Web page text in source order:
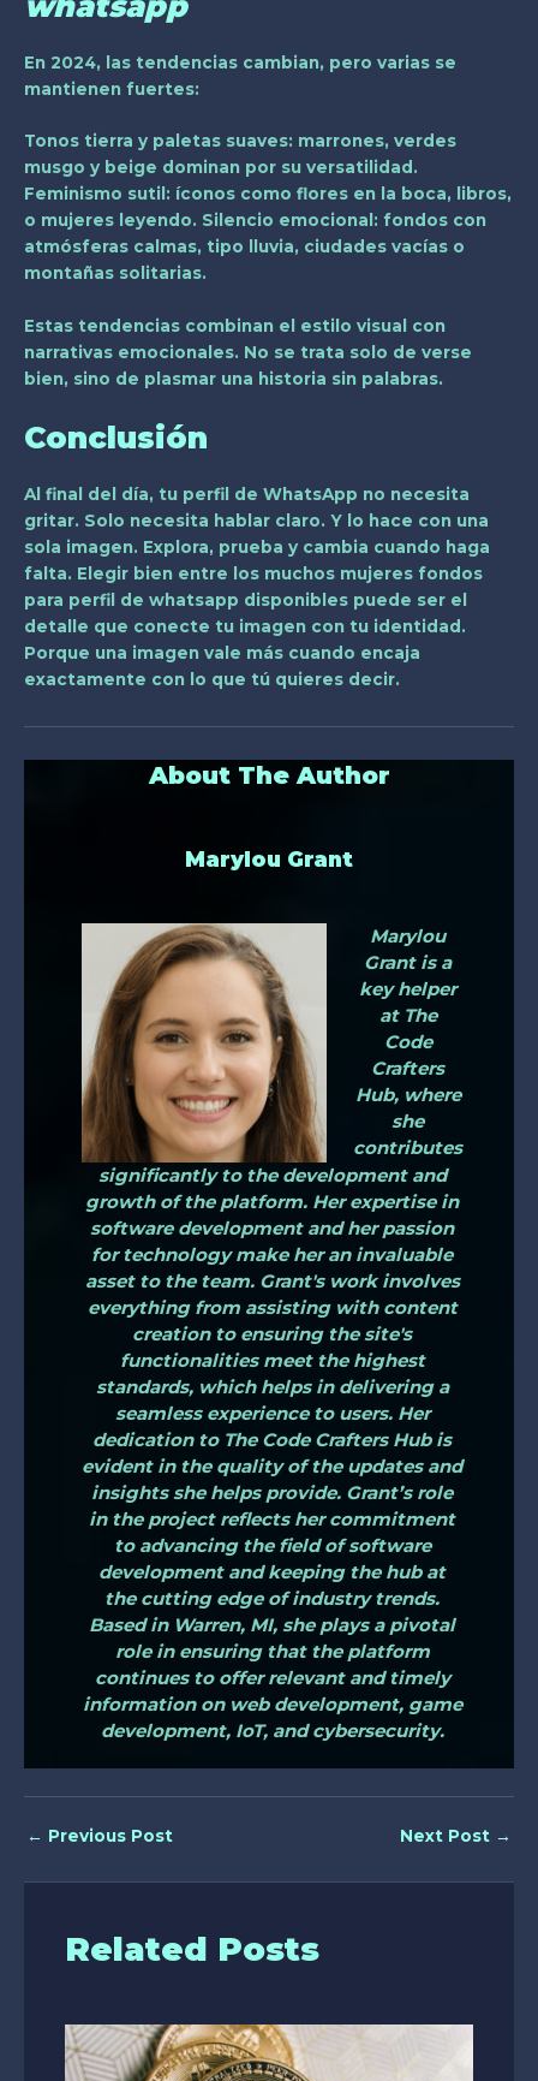
En 2024, las tendencias cambian, pero varias se
mantienen fuertes:
Tonos tierra y paletas suaves: marrones, verdes
musgo y beige dominan por su versatilidad.
Feminismo sutil: íconos como flores en la boca, libros,
o mujeres leyendo. Silencio emocional: fondos con
atmósferas calmas, tipo lluvia, ciudades vacías o
montañas solitarias.
Estas tendencias combinan el estilo visual con
narrativas emocionales. No se trata solo de verse
bien, sino de plasmar una historia sin palabras.
Conclusión
Al final del día, tu perfil de WhatsApp no necesita
gritar. Solo necesita hablar claro. Y lo hace con una
sola imagen. Explora, prueba y cambia cuando haga
falta. Elegir bien entre los muchos mujeres fondos
para perfil de whatsapp disponibles puede ser el
detalle que conecte tu imagen con tu identidad.
Porque una imagen vale más cuando encaja
exactamente con lo que tú quieres decir.
About The Author
Marylou Grant
Marylou
Grant is a
key helper
at The
Code
Crafters
Hub, where
she
contributes
significantly to the development and
growth of the platform. Her expertise in
software development and her passion
for technology make her an invaluable
asset to the team. Grant's work involves
everything from assisting with content
creation to ensuring the site's
functionalities meet the highest
standards, which helps in delivering a
seamless experience to users. Her
dedication to The Code Crafters Hub is
evident in the quality of the updates and
insights she helps provide. Grant’s role
in the project reflects her commitment
to advancing the field of software
development and keeping the hub at
the cutting edge of industry trends.
Based in Warren, MI, she plays a pivotal
role in ensuring that the platform
continues to offer relevant and timely
information on web development, game
development, IoT, and cybersecurity.
← Previous Post Next Post →
Related Posts